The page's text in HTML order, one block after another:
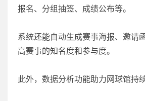
报名、分组抽签、成绩公布等。
系统还能自动生成赛事海报、邀请
高赛事的知名度和参与度。
此外，数据分析功能助力网球馆持